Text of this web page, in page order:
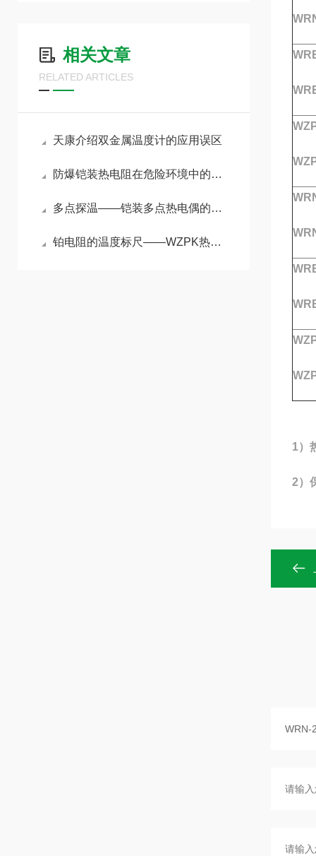
相关文章
RELATED ARTICLES
天康介绍双金属温度计的应用误区
防爆铠装热电阻在危险环境中的关键技术与应用突破
多点探温——铠装多点热电偶的原理与选型指南
铂电阻的温度标尺——WZPK热电阻原理与精密测温应用
1）
2）